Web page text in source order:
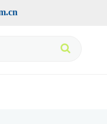
手机版